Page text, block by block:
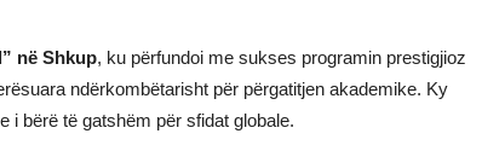
në Shkup, ku përfundoi me sukses programin prestigjioz
ndërkombëtarisht për përgatitjen akademike. Ky
i bërë të gatshëm për sfidat globale.